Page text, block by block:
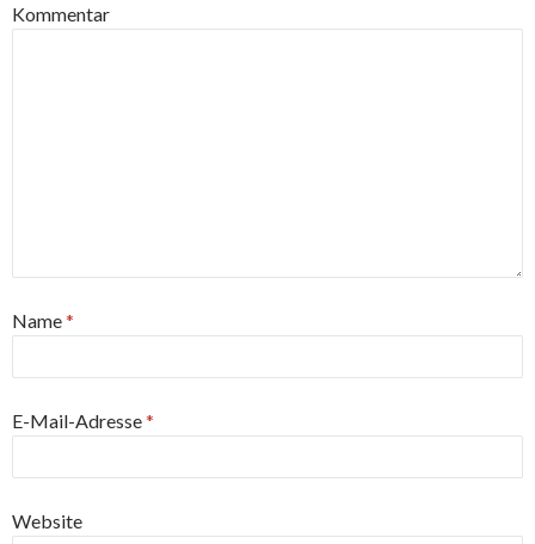
Kommentar
Name*
E-Mail-Adresse*
Website